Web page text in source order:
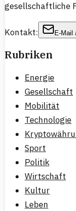
gesellschaftliche
Kontakt: E-Mail
Rubriken
Energie
Gesellschaft
Mobilität
Technologie
Sport
Politik
Wirtschaft
Kultur
Leben